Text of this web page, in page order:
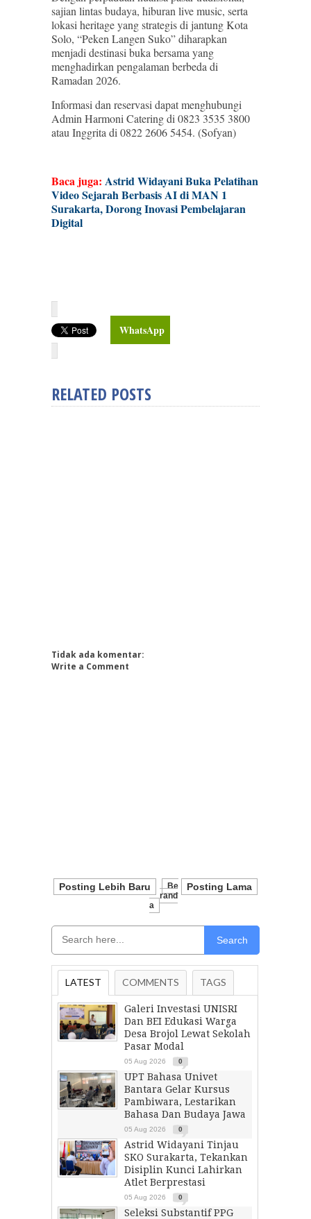
sajian lintas budaya, hiburan live music, serta
lokasi heritage yang strategis di jantung Kota
Solo, “Peken Langen Suko” diharapkan
menjadi destinasi buka bersama yang
menghadirkan pengalaman berbeda di
Ramadan 2026.
Informasi dan reservasi dapat menghubungi
Admin Harmoni Catering di 0823 3535 3800
atau Inggrita di 0822 2606 5454. (Sofyan)
Baca juga: Astrid Widayani Buka Pelatihan
Video Sejarah Berbasis AI di MAN 1
Surakarta, Dorong Inovasi Pembelajaran
Digital
WhatsApp
RELATED POSTS
Tidak ada komentar:
Write a Comment
Posting Lebih Baru Posting Lama
Be
Rand
A
Search
LATEST COMMENTS TAGS
Galeri Investasi UNISRI
Dan BEI Edukasi Warga
Desa Brojol Lewat Sekolah
Pasar Modal
05 Aug 2026 0
UPT Bahasa Univet
Bantara Gelar Kursus
Pambiwara, Lestarikan
Bahasa Dan Budaya Jawa
05 Aug 2026 0
Astrid Widayani Tinjau
SKO Surakarta, Tekankan
Disiplin Kunci Lahirkan
Atlet Berprestasi
05 Aug 2026 0
Seleksi Substantif PPG